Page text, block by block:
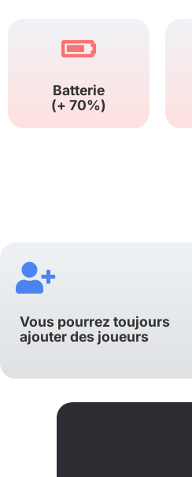
Batterie
(+ 70%)
Vous pourrez toujours
ajouter des joueurs